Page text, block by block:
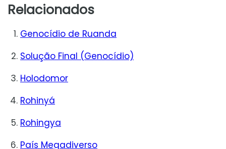
Relacionados
Genocídio de Ruanda
Solução Final (Genocídio)
Holodomor
Rohinyá
Rohingya
País Megadiverso